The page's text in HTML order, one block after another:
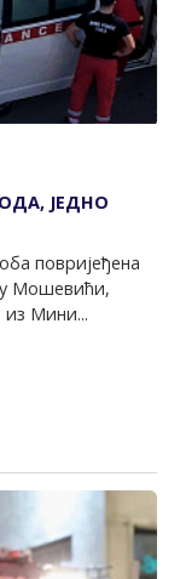
ЈЕДНО
повријеђена
Мошевићи,
из Мини...